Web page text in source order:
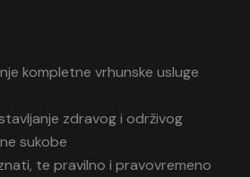
kompletne vrhunske usluge
zdravog i održivog
sukobe
te pravilno i pravovremeno